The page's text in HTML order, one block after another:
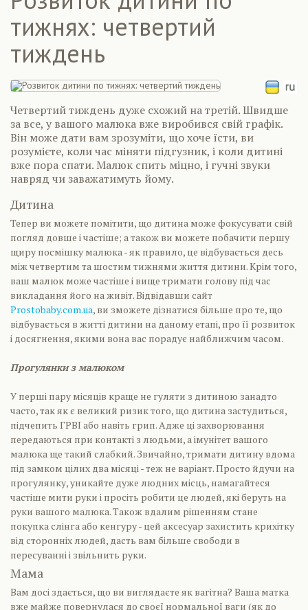
тижнях: четвертий
тиждень
Четвертий тиждень дуже схожий на третій. Швидше
за все, у вашого малюка вже виробився свій графік.
Він може дати вам зрозуміти, що хоче їсти, ви
розумієте, коли час міняти підгузник, і коли дитині
вже пора спати. Малюк спить міцно, і гучні звуки
навряд чи заважатимуть йому.
Дитина
Тепер ви можете помітити, що дитина може фокусувати свій
погляд довше і частіше; а також ви можете побачити першу
щиру посмішку малюка - як правило, це відбувається десь
між четвертим та шостим тижнями життя дитини. Крім того,
ваш малюк може частіше і вище тримати голову під час
викладання його на живіт. Відвідавши сайт
Prostobaby.com.ua, ви зможете дізнатися більше про те, що
відбувається в житті дитини на даному етапі, про її розвиток
і досягнення, якими вона вас порадує найближчим часом.
Прогулянки з малюком
У перші пару місяців краще не гуляти з дитиною занадто
часто, так як є великий ризик того, що дитина застудиться,
підчепить ГРВІ або навіть грип. Адже ці захворювання
передаються при контакті з людьми, а імунітет вашого
малюка ще такий слабкий. Звичайно, тримати дитину вдома
під замком цілих два місяці - теж не варіант. Просто йдучи на
прогулянку, уникайте дуже людних місць, намагайтеся
частіше мити руки і просіть робити це людей, які беруть на
руки вашого малюка. Також вдалим рішенням стане
покупка слінга або кенгуру - цей аксесуар захистить крихітку
від сторонніх людей, дасть вам більше свободи в
пересуванні і звільнить руки.
Мама
Вам досі здається, що ви виглядаєте як вагітна? Ваша матка
вже майже повернулася до своєї нормальної ваги (як до